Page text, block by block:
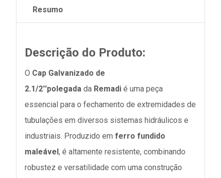
Resumo
Descrição do Produto:
O Cap Galvanizado de
2.1/2''polegada da Remadi é uma peça
essencial para o fechamento de extremidades de
tubulações em diversos sistemas hidráulicos e
industriais. Produzido em ferro fundido
maleável , é altamente resistente, combinando
robustez e versatilidade com uma construção